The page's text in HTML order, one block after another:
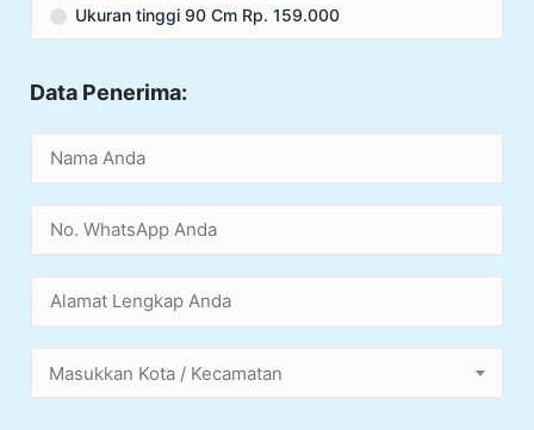
Ukuran tinggi 90 Cm Rp. 159.000
Data Penerima:
Masukkan Kota / Kecamatan